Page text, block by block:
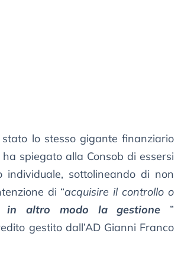
lo stesso gigante finanziario
spiegato alla Consob di essersi
individuale, sottolineando di non
di “acquisire il controllo o
in altro modo la gestione
”
gestito dall’AD Gianni Franco